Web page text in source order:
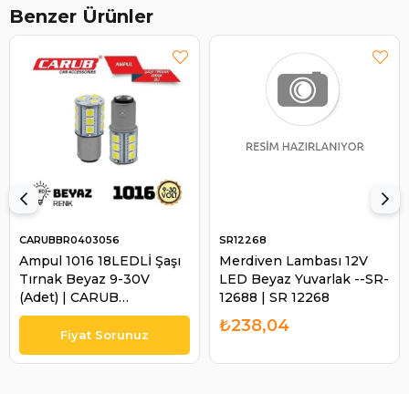
Benzer Ürünler
Ampul 1016 18LEDLİ Şaşı
Tırnak Beyaz 9-30V
(Adet) | CARUB
BR0403056
CARUBBR0403056
Merdiven Lambası 12V
LED Beyaz Yuvarlak --SR-
12688 | SR 12268
SR12268
₺238,04